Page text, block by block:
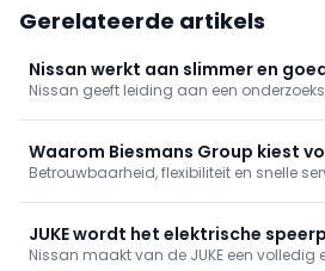
Gerelateerde artikels
Nissan werkt aan slimmer en
Nissan geeft leiding aan een
laadtechnologie en Vehicle-to-Grid-
Waarom Biesmans Group kiest
fleetbeheer
Betrouwbaarheid, flexibiliteit en snelle
partnerships.
JUKE wordt het elektrische
Europa
Nissan maakt van de JUKE een volledig